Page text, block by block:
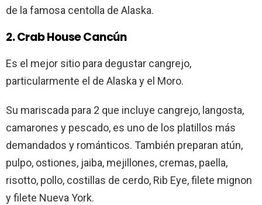
de la famosa centolla de Alaska.
2. Crab House Cancún
Es el mejor sitio para degustar cangrejo,
particularmente el de Alaska y el Moro.
Su mariscada para 2 que incluye cangrejo, langosta,
camarones y pescado, es uno de los platillos más
demandados y románticos. También preparan atún,
pulpo, ostiones, jaiba, mejillones, cremas, paella,
risotto, pollo, costillas de cerdo, Rib Eye, filete mignon
y filete Nueva York.